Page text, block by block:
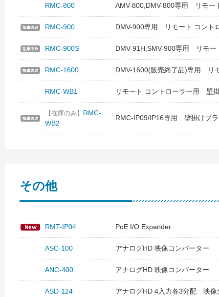
RMC-800 AMV-800,DMV-800専用 リモー
RMC-900 DMV-900専用 リモート コント
RMC-900S DMV-91H,SMV-900専用 リモー
RMC-1600 DMV-1600(販売終了品)専用 リ
RMC-WB1 リモート コントローラー用 壁
【在庫のみ】 RMC-
WB2
RMC-IP09/IP16専用 壁掛けブ
その他
RMT-IP04 PoE I/O Expander
ASC-100 アナログHD 映像コンバーター
ANC-400 アナログHD 映像コンバーター
ASD-124 アナログHD 4入力各3分配 映像